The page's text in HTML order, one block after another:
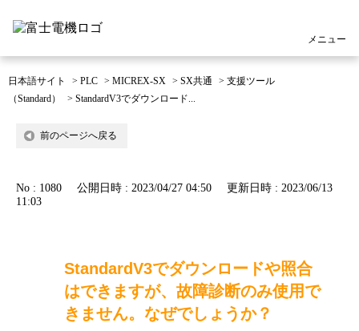
メニュー
日本語サイト > PLC > MICREX-SX > SX共通 > 支援ツール
（Standard）
> StandardV3でダウンロード...
前のページへ戻る
No : 1080 公開日時 : 2023/04/27 04:50
更新日時 : 2023/06/13
11:03
StandardV3でダウンロードや照合
はできますが、故障診断のみ使用で
きません。なぜでしょうか？